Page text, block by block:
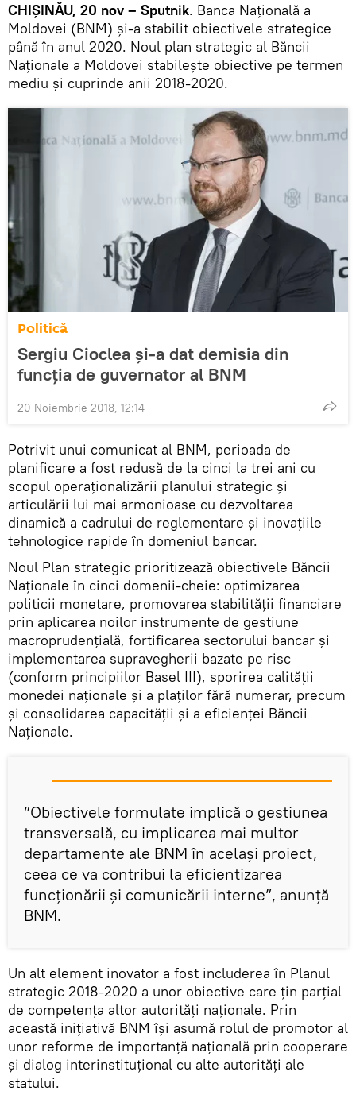
CHIȘINĂU, 20 nov – Sputnik. Banca Națională a
Moldovei (BNM) și-a stabilit obiectivele strategice
până în anul 2020. Noul plan strategic al Băncii
Naționale a Moldovei stabilește obiective pe termen
mediu și cuprinde anii 2018-2020.
Politică
Sergiu Cioclea și-a dat demisia din
funcția de guvernator al BNM
20 Noiembrie 2018, 12:14
Potrivit unui comunicat al BNM, perioada de
planificare a fost redusă de la cinci la trei ani cu
scopul operaționalizării planului strategic și
articulării lui mai armonioase cu dezvoltarea
dinamică a cadrului de reglementare și inovațiile
tehnologice rapide în domeniul bancar.
Noul Plan strategic prioritizează obiectivele Băncii
Naționale în cinci domenii-cheie: optimizarea
politicii monetare, promovarea stabilității financiare
prin aplicarea noilor instrumente de gestiune
macroprudențială, fortificarea sectorului bancar și
implementarea supravegherii bazate pe risc
(conform principiilor Basel III), sporirea calității
monedei naționale și a plaților fără numerar, precum
și consolidarea capacității și a eficienței Băncii
Naționale.
”Obiectivele formulate implică o gestiunea
transversală, cu implicarea mai multor
departamente ale BNM în același proiect,
ceea ce va contribui la eficientizarea
funcționării și comunicării interne”, anunță
BNM.
Un alt element inovator a fost includerea în Planul
strategic 2018-2020 a unor obiective care țin parțial
de competența altor autorități naționale. Prin
această inițiativă BNM își asumă rolul de promotor al
unor reforme de importanță națională prin cooperare
și dialog interinstituțional cu alte autorități ale
statului.